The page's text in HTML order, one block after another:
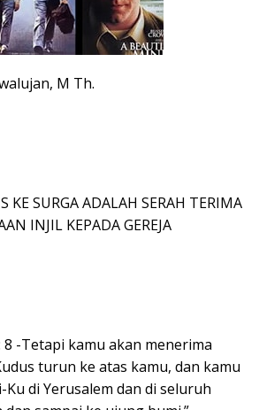
M Th.
KE SURGA ADALAH SERAH TERIMA
INJIL KEPADA GEREJA
8 -Tetapi kamu akan menerima
turun ke atas kamu, dan kamu
di Yerusalem dan di seluruh